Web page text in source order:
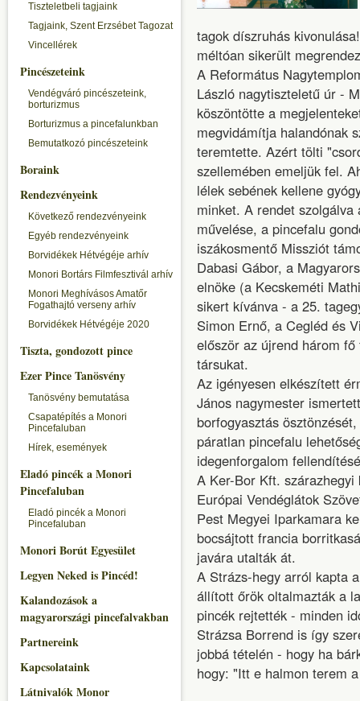
Tiszteletbeli tagjaink
Tagjaink, Szent Erzsébet Tagozat
Vincellérek
Pincészeteink
Vendégváró pincészeteink,
borturizmus
Borturizmus a pincefalunkban
Bemutatkozó pincészeteink
Boraink
Rendezvényeink
Következő rendezvényeink
Egyéb rendezvényeink
Borvidékek Hétvégéje arhív
Monori Bortárs Filmfesztivál arhív
Monori Meghívásos Amatőr
Fogathajtó verseny arhív
Borvidékek Hétvégéje 2020
Tiszta, gondozott pince
Ezer Pince Tanösvény
Tanösvény bemutatása
Csapatépítés a Monori
Pincefaluban
Hírek, események
Eladó pincék a Monori
Pincefaluban
Eladó pincék a Monori
Pincefaluban
Monori Borút Egyesület
Legyen Neked is Pincéd!
Kalandozások a
magyarországi pincefalvakban
Partnereink
Kapcsolataink
Látnivalók Monor
tagok díszruhás
méltóan sikerült
A Református
László nagytiszteletű úr -
köszöntötte a
megvidámítja halandónak
teremtette. Azért tölti
szellemében emeljük fel.
lélek sebének kellene
minket. A rendet
művelése, a pincefalu
iszákosmentő Missziót
Dabasi Gábor, a
elnöke (a Kecskeméti
sikert kívánva - a 25.
Simon Ernő, a Cegléd és
először az újrend három
társukat.
Az igényesen elkészített
János nagymester
borfogyasztás
páratlan pincefalu
idegenforgalom
A Ker-Bor Kft.
Európai Vendéglátok
Pest Megyei Iparkamara
bocsájtott francia
javára utalták át.
A Strázs-hegy arról kapta
állított őrök oltalmazták a
pincék rejtették - minden
Strázsa Borrend is így
jobbá tételén - hogy ha
hogy: "Itt e halmon terem